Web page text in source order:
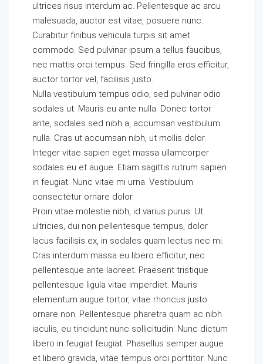
ultrices risus interdum ac. Pellentesque ac arcu
malesuada, auctor est vitae, posuere nunc.
Curabitur finibus vehicula turpis sit amet
commodo. Sed pulvinar ipsum a tellus faucibus,
nec mattis orci tempus. Sed fringilla eros efficitur,
auctor tortor vel, facilisis justo.
Nulla vestibulum tempus odio, sed pulvinar odio
sodales ut. Mauris eu ante nulla. Donec tortor
ante, sodales sed nibh a, accumsan vestibulum
nulla. Cras ut accumsan nibh, ut mollis dolor.
Integer vitae sapien eget massa ullamcorper
sodales eu et augue. Etiam sagittis rutrum sapien
in feugiat. Nunc vitae mi urna. Vestibulum
consectetur ornare dolor.
Proin vitae molestie nibh, id varius purus. Ut
ultricies, dui non pellentesque tempus, dolor
lacus facilisis ex, in sodales quam lectus nec mi.
Cras interdum massa eu libero efficitur, nec
pellentesque ante laoreet. Praesent tristique
pellentesque ligula vitae imperdiet. Mauris
elementum augue tortor, vitae rhoncus justo
ornare non. Pellentesque pharetra quam ac nibh
iaculis, eu tincidunt nunc sollicitudin. Nunc dictum
libero in feugiat feugiat. Phasellus semper augue
et libero gravida, vitae tempus orci porttitor. Nunc